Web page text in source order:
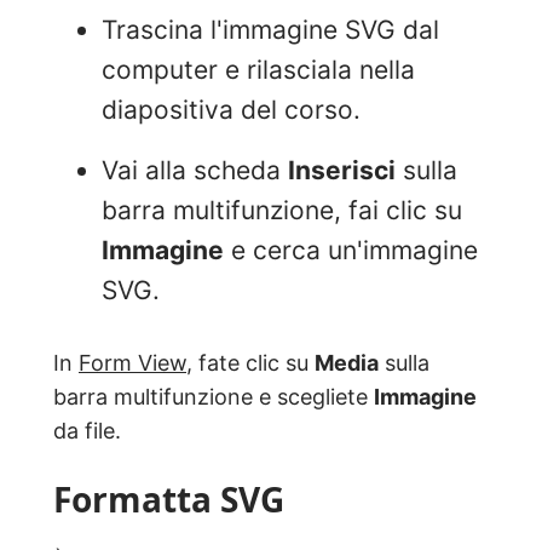
Trascina l'immagine SVG dal
computer e rilasciala nella
diapositiva del corso.
Vai alla scheda Inserisci sulla
barra multifunzione, fai clic su
Immagine e cerca un'immagine
SVG.
In Form View, fate clic su Media sulla
barra multifunzione e scegliete Immagine
da file.
Formatta SVG